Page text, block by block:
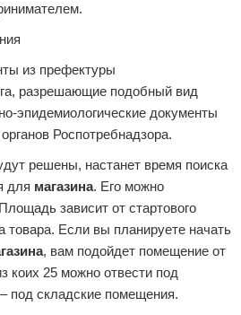
из префектуры
разрешающие подобный вид
эпидемиологические документы
Роспотребнадзора.
решены, настанет время поиска
для магазина. Его можно
зависит от стартового
товара. Если вы планируете начать
, вам подойдет помещение от
коих 25 можно отвести под
под складские помещения.